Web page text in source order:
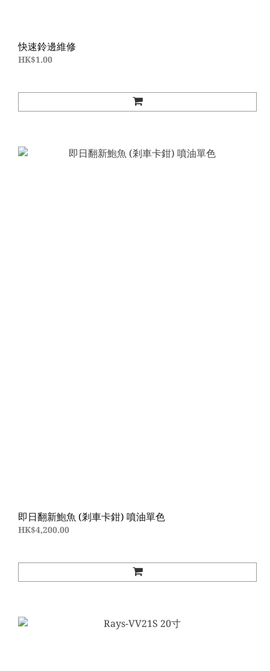
快速鈴邊維修
HK$1.00
即日翻新鮑魚 (剎車卡鉗) 噴油單色
HK$4,200.00